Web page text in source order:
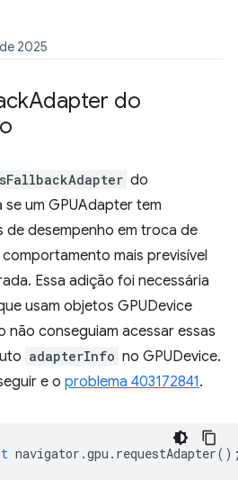
2025
Adapter do
do
um GPUAdapter tem
de desempenho em troca de
mais previsível
Essa adição foi necessária
usam objetos GPUDevice
não conseguiam acessar essas
adapterInfo no GPUDevice.
e o problema 403172841.
navigator .gpu . requestAdapter